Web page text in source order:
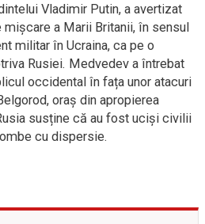
Vladimir Putin, a avertizat
a Marii Britanii, în sensul
militar în Ucraina, ca pe o
Rusiei. Medvedev a întrebat
occidental în fața unor atacuri
oraș din apropierea
susține că au fost uciși civilii
cu dispersie.